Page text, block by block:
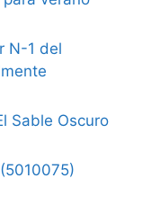
N-1 del
Sable Oscuro